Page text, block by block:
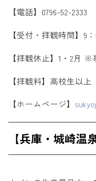
【電話】0796-52-2333
【受付・拝観時間】9
【拝観休止】1・2月
【拝観料】高校生以
【ホームページ】
【兵庫・城崎温